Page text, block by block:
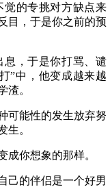
觉的专挑对方缺点来
目，于是你之前的预
息，于是你打骂、谴
”中，他变成越来越
渣。
可能性的发生放弃努
生。
成你想象的那样。
己的伴侣是一个好男